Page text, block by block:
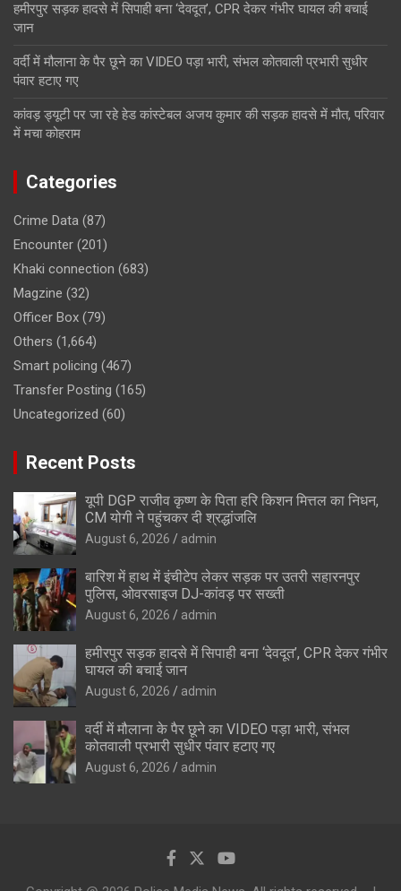
हमीरपुर सड़क हादसे में सिपाही बना ‘देवदूत’, CPR देकर गंभीर घायल की बचाई
जान
वर्दी में मौलाना के पैर छूने का VIDEO पड़ा भारी, संभल कोतवाली प्रभारी सुधीर
पंवार हटाए गए
कांवड़ ड्यूटी पर जा रहे हेड कांस्टेबल अजय कुमार की सड़क हादसे में मौत, परिवार
में मचा कोहराम
Categories
Crime Data (87)
Encounter (201)
Khaki connection (683)
Magzine (32)
Officer Box (79)
Others (1,664)
Smart policing (467)
Transfer Posting (165)
Uncategorized (60)
Recent Posts
यूपी DGP राजीव कृष्ण के पिता हरि किशन मित्तल का निधन,
CM योगी ने पहुंचकर दी श्रद्धांजलि
August 6, 2026 admin
बारिश में हाथ में इंचीटेप लेकर सड़क पर उतरी सहारनपुर
पुलिस, ओवरसाइज DJ-कांवड़ पर सख्ती
August 6, 2026 admin
हमीरपुर सड़क हादसे में सिपाही बना ‘देवदूत’, CPR देकर गंभीर
घायल की बचाई जान
August 6, 2026 admin
वर्दी में मौलाना के पैर छूने का VIDEO पड़ा भारी, संभल
कोतवाली प्रभारी सुधीर पंवार हटाए गए
August 6, 2026 admin